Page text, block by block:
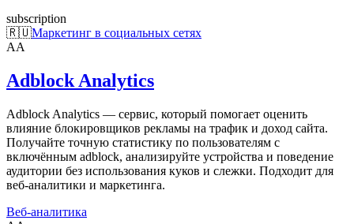
subscription
🇷🇺Маркетинг в социальных сетях
AA
Adblock Analytics
Adblock Analytics — сервис, который помогает оценить
влияние блокировщиков рекламы на трафик и доход сайта.
Получайте точную статистику по пользователям с
включённым adblock, анализируйте устройства и поведение
аудитории без использования куков и слежки. Подходит для
веб-аналитики и маркетинга.
Веб-аналитика